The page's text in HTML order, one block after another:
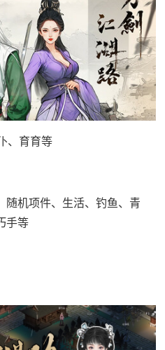
、育育等
随机项件、生活、钓鱼、青
手等